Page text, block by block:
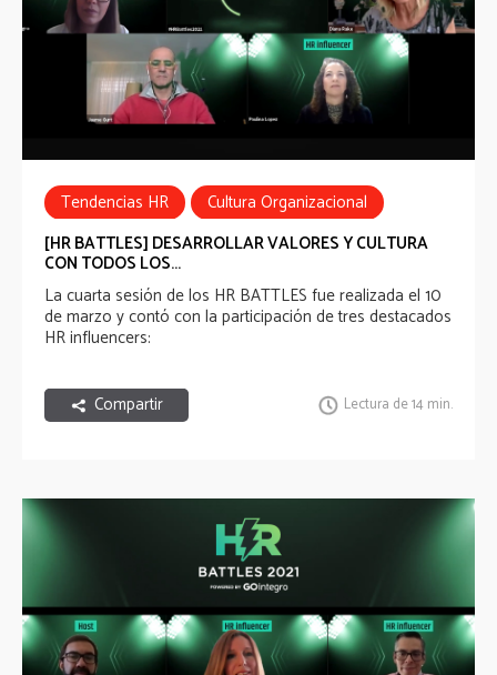
Tendencias HR
Cultura Organizacional
HR Battles
[HR BATTLES] DESARROLLAR VALORES Y CULTURA
CON TODOS LOS...
La cuarta sesión de los HR BATTLES fue realizada el 10
de marzo y contó con la participación de tres destacados
HR influencers:
Compartir Lectura de 14 min.